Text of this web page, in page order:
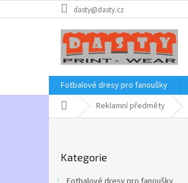
na
dasty@dasty.cz
Fotbalové dresy pro fanoušky
Domů Reklamní předměty
kategorie
Kategorie